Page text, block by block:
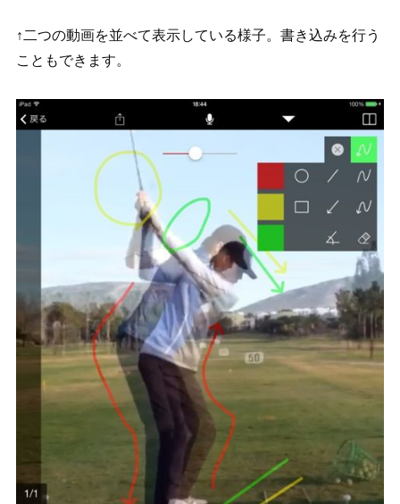
↑二つの動画を並べて表示している様子。書き込みを行う
こともできます。